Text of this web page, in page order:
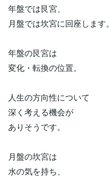
年盤では艮宮、
月盤では坎宮に回座します。
年盤の艮宮は
変化・転換の位置。
人生の方向性について
深く考える機会が
ありそうです。
月盤の坎宮は
水の気を持ち、